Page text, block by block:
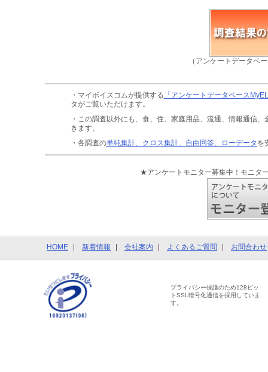
（アンケートデータベ
・マイボイスコムが提供する 「アンケートデータベース
タがご覧いただけます。
・この調査以外にも、食、住、家庭用品、流通、情報通信、
きます。
・各調査の単純集計、クロス集計、自由回答、ローデータ を
★アンケートモニター募集中！モニタ
HOME 新着情報 会社案内 よくあるご質問 お問合わせ
プライバシー保護のため128ビッ
トSSL暗号化通信を採用していま
す。